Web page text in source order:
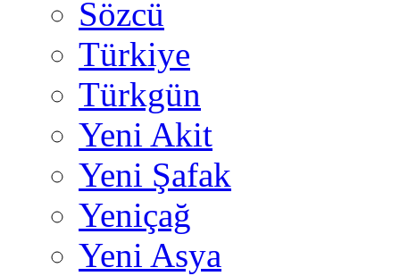
Sözcü
Türkiye
Türkgün
Yeni Akit
Yeni Şafak
Yeniçağ
Yeni Asya